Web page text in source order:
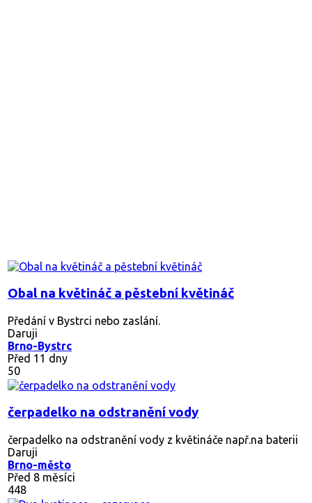
Obal na květináč a pěstební květináč
Předání v Bystrci nebo zaslání.
Daruji
Brno-Bystrc
Před 11 dny
50
čerpadelko na odstranění vody
čerpadelko na odstranění vody z květináče např.na baterii
Daruji
Brno-město
Před 8 měsíci
448